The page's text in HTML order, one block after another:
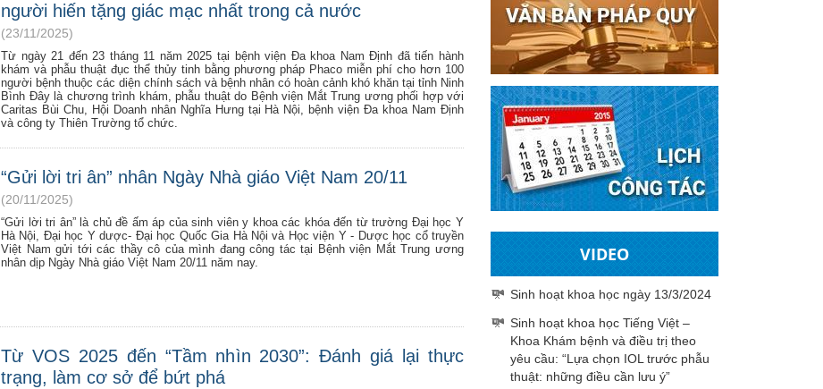
người hiến tặng giác mạc nhất trong cả nước
(23/11/2025)
Từ ngày 21 đến 23 tháng 11 năm 2025 tại bệnh viện Đa khoa Nam Định đã tiến hành
khám và phẫu thuật đục thể thủy tinh bằng phương pháp Phaco miễn phí cho hơn 100
người bệnh thuộc các diện chính sách và bệnh nhân có hoàn cảnh khó khăn tại tỉnh Ninh
Bình Đây là chương trình khám, phẫu thuật do Bệnh viện Mắt Trung ương phối hợp với
Caritas Bùi Chu, Hội Doanh nhân Nghĩa Hưng tại Hà Nội, bệnh viện Đa khoa Nam Định
và công ty Thiên Trường tổ chức.
“Gửi lời tri ân” nhân Ngày Nhà giáo Việt Nam 20/11
(20/11/2025)
“Gửi lời tri ân” là chủ đề ấm áp của sinh viên y khoa các khóa đến từ trường Đại học Y
Hà Nội, Đại học Y dược- Đại học Quốc Gia Hà Nội và Học viện Y - Dược học cổ truyền
Việt Nam gửi tới các thầy cô của mình đang công tác tại Bệnh viện Mắt Trung ương
nhân dịp Ngày Nhà giáo Việt Nam 20/11 năm nay.
Từ VOS 2025 đến “Tầm nhìn 2030”: Đánh giá lại thực
trạng, làm cơ sở để bứt phá
VIDEO
Sinh hoạt khoa học ngày 13/3/2024
Sinh hoạt khoa học Tiếng Việt –
Khoa Khám bệnh và điều trị theo
yêu cầu: “Lựa chọn IOL trước phẫu
thuật: những điều cần lưu ý”